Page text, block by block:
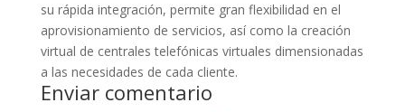
su rápida integración, permite gran flexibilidad en el
aprovisionamiento de servicios, así como la creación
virtual de centrales telefónicas virtuales dimensionadas
a las necesidades de cada cliente.
Enviar comentario